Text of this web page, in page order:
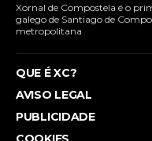
Xornal de Compostela é o
galego de Santiago de
metropolitana
QUE É XC?
AVISO LEGAL
PUBLICIDADE